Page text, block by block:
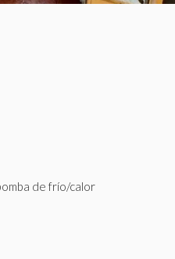
de frío/calor